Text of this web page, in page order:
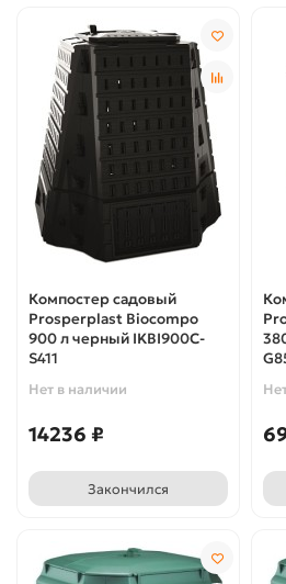
Компостер садовый
Prosperplast Biocompo
900 л черный IKBI900C-
S411
Нет в наличии
14236 ₽
Закончился